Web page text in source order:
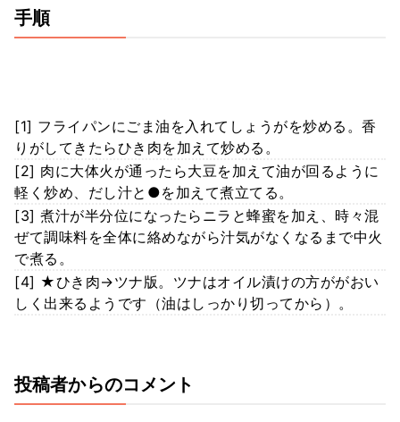
手順
[1] フライパンにごま油を入れてしょうがを炒める。香
りがしてきたらひき肉を加えて炒める。
[2] 肉に大体火が通ったら大豆を加えて油が回るように
軽く炒め、だし汁と●を加えて煮立てる。
[3] 煮汁が半分位になったらニラと蜂蜜を加え、時々混
ぜて調味料を全体に絡めながら汁気がなくなるまで中火
で煮る。
[4] ★ひき肉→ツナ版。ツナはオイル漬けの方ががおい
しく出来るようです（油はしっかり切ってから）。
投稿者からのコメント